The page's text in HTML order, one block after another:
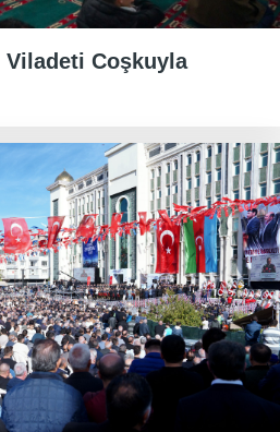
Viladeti Coşkuyla